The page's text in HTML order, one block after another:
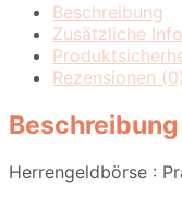
Beschreibung
Zusätzliche
Rezensionen (0)
Beschreibung
Herrengeldbörse :